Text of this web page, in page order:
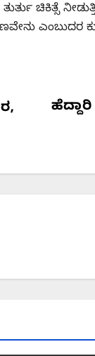
ತುರ್ತು ಚಿಕಿತ್ಸೆ
ಎಂಬುದರ